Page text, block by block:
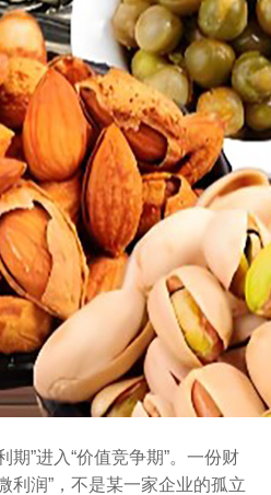
期”进入“价值竞争期”。一份财
利润”，不是某一家企业的孤立